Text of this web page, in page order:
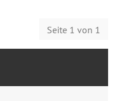
Seite 1 von 1